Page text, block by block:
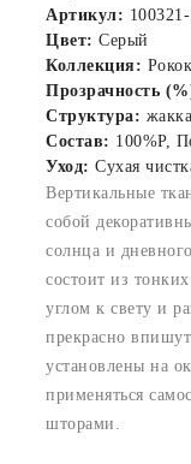
Артикул:
Цвет: Серый
Коллекция:
Прозрачность
Структура:
Состав: 100%P,
Уход: Сухая
Вертикальные
собой
солнца и
состоит из
углом к свету и
прекрасно
установлены на
применяться
шторами.